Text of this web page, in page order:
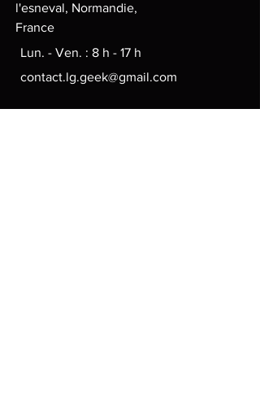
l'esneval, Normandie,
France
Lun. - Ven. : 8 h - 17 h
contact.lg.geek@gmail.com